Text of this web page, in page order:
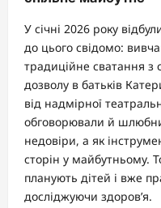
У січні 2026 року
до цього свідомо:
традиційне сватання з
дозволу в батьків
від надмірної
обговорювали й
недовіри, а як
сторін у майбутньому.
планують дітей і вже
досліджуючи здоров’я.